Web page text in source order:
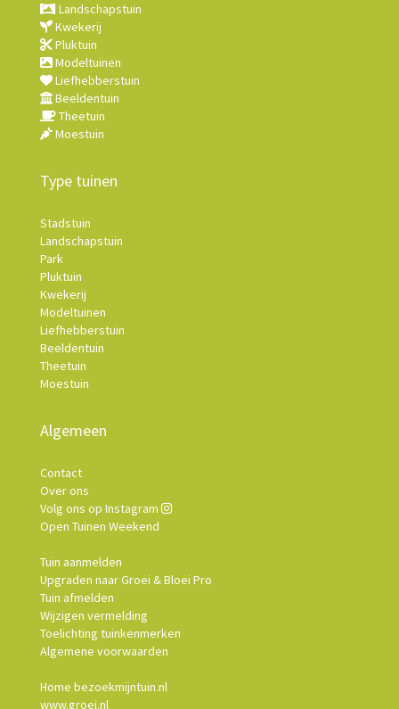
Landschapstuin
Kwekerij
Pluktuin
Modeltuinen
Liefhebberstuin
Beeldentuin
Theetuin
Moestuin
Type tuinen
Stadstuin
Landschapstuin
Park
Pluktuin
Kwekerij
Modeltuinen
Liefhebberstuin
Beeldentuin
Theetuin
Moestuin
Algemeen
Contact
Over ons
Volg ons op Instagram
Open Tuinen Weekend
Tuin aanmelden
Upgraden naar Groei & Bloei Pro
Tuin afmelden
Wijzigen vermelding
Toelichting tuinkenmerken
Algemene voorwaarden
Home bezoekmijntuin.nl
www.groei.nl